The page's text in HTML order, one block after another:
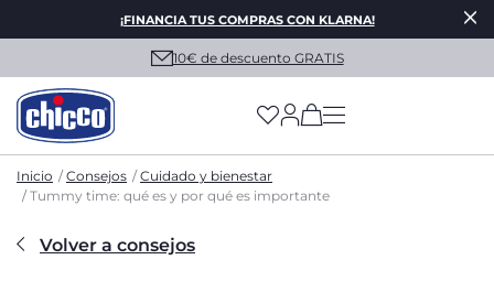
¡FINANCIA TUS COMPRAS CON KLARNA!
10€ de descuento GRATIS
(has more options
Inicio Consejos
Cuidado y bienestar
Tummy time: qué es y por qué es importante
Volver a consejos